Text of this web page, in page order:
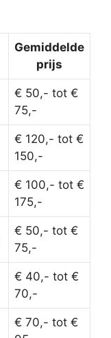
Gemiddelde
prijs
€ 50,- tot €
75,-
€ 120,- tot €
150,-
€ 100,- tot €
175,-
€ 50,- tot €
75,-
€ 40,- tot €
70,-
€ 70,- tot €